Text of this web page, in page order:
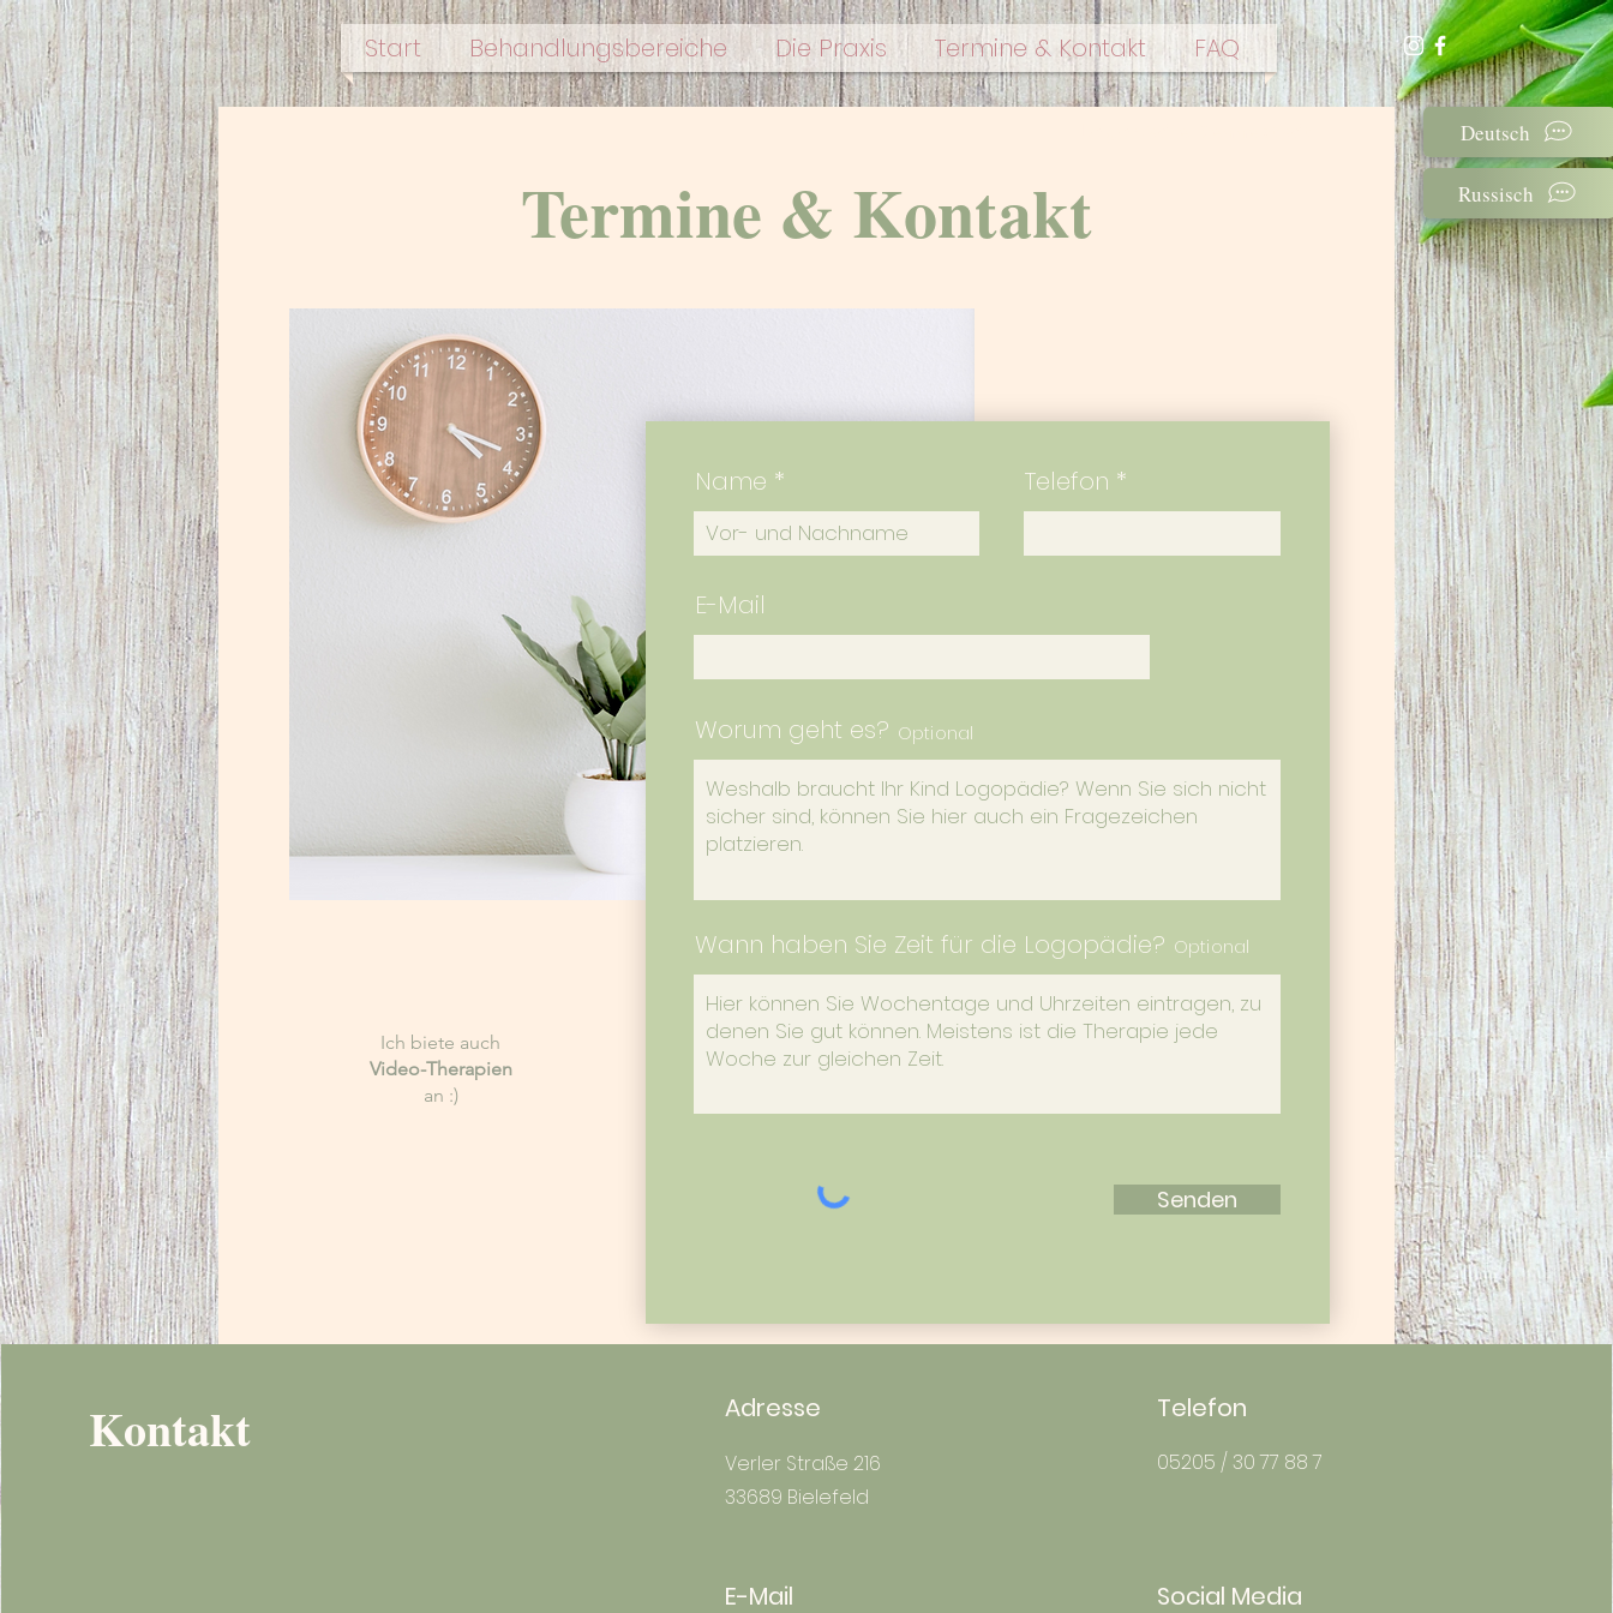
Start Behandlungsbereiche Die Praxis Termine & Kontakt FAQ
Termine & Kontakt
Name Telefon
E-Mail
Worum geht es? Optional
Wann haben Sie Zeit für die Logopädie? Optional
Senden
Ich biete auch
Video-Therapien
an :)
Kontakt Adresse
Verler Straße 216
33689 Bielefeld
E-Mail
Telefon
05205 / 30 77 88 7
Social Media
Deutsch
Russisch